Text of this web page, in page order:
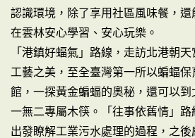
認識環境，除了享用社區風味餐，還
在雲林安心學習、安心玩樂。
「港鎮好蝠氣」路線，走訪北港朝
工藝之美，至全臺灣第一所以蝙蝠
館，一探黃金蝙蝠的奧秘，還可以
一無二專屬木筷。「往事依舊情」
出發瞭解工業污水處理的過程，之